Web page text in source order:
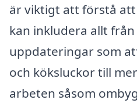
är viktigt att förstå
kan inkludera allt
uppdateringar som
och köksluckor till
arbeten såsom